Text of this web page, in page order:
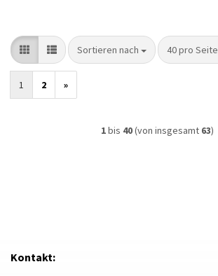
Sortieren nach
Sortieren nach 40 pro Seite
pro Seite
1 2 »
1bis 40(von insgesamt 63)
Kontakt: